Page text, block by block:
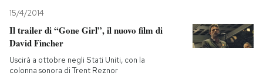
Mondo
Politica
Tecnologia
Internet
Consumismi
15/4/2014
Il trailer di “Gone Girl”, il nuovo film di
David Fincher
Uscirà a ottobre negli Stati Uniti, con la
colonna sonora di Trent Reznor